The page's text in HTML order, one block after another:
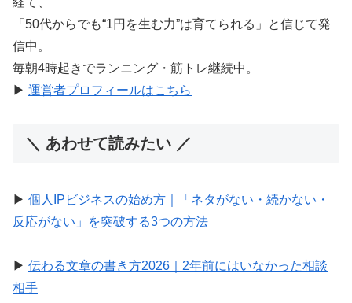
「50代からでも“1円を生む力”は育てられる」と信じて発
信中。
毎朝4時起きでランニング・筋トレ継続中。
▶︎ 運営者プロフィールはこちら
＼ あわせて読みたい ／
▶︎ 個人IPビジネスの始め方｜「ネタがない・続かない・
反応がない」を突破する3つの方法
▶︎ 伝わる文章の書き方2026｜2年前にはいなかった相談
相手